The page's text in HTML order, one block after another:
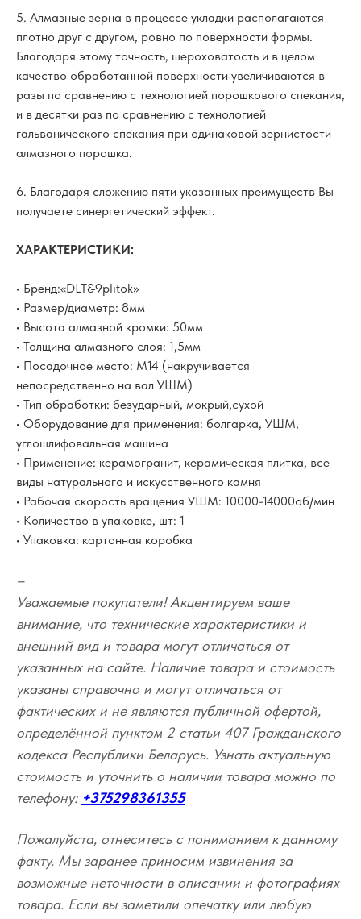
5. Алмазные зерна в процессе укладки располагаются
плотно друг с другом, ровно по поверхности формы.
Благодаря этому точность, шероховатость и в целом
качество обработанной поверхности увеличиваются в
разы по сравнению с технологией порошкового спекания,
и в десятки раз по сравнению с технологией
гальванического спекания при одинаковой зернистости
алмазного порошка.
6. Благодаря сложению пяти указанных преимуществ Вы
получаете синергетический эффект.
ХАРАКТЕРИСТИКИ:
• Бренд:«DLT&9plitok»
• Размер/диаметр: 8мм
• Высота алмазной кромки: 50мм
• Толщина алмазного слоя: 1,5мм
• Посадочное место: M14 (накручивается
непосредственно на вал УШМ)
• Тип обработки: безударный, мокрый,сухой
• Оборудование для применения: болгарка, УШМ,
углошлифовальная машина
• Применение: керамогранит, керамическая плитка, все
виды натурального и искусственного камня
• Рабочая скорость вращения УШМ: 10000-14000об/мин
• Количество в упаковке, шт: 1
• Упаковка: картонная коробка
–
Уважаемые покупатели! Акцентируем ваше
внимание, что технические характеристики и
внешний вид и товара могут отличаться от
указанных на сайте. Наличие товара и стоимость
указаны справочно и могут отличаться от
фактических и не являются публичной офертой,
определённой пунктом 2 статьи 407 Гражданского
кодекса Республики Беларусь. Узнать актуальную
стоимость и уточнить о наличии товара можно по
телефону: +375298361355
Пожалуйста, отнеситесь с пониманием к данному
факту. Мы заранее приносим извинения за
возможные неточности в описании и фотографиях
товара. Если вы заметили опечатку или любую